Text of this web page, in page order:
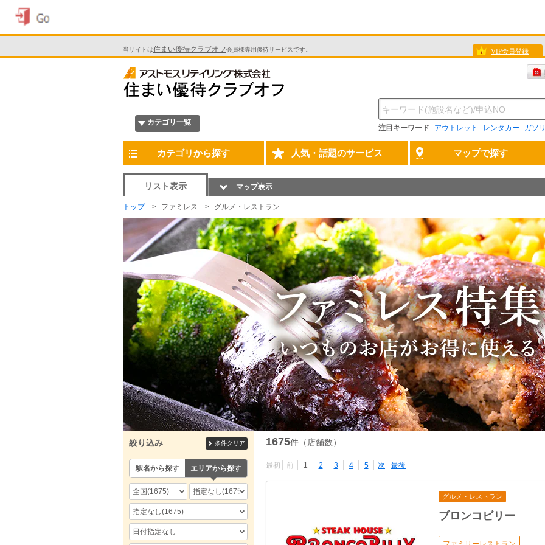
当サイトは住まい優待クラブオフ会員様専用優待サービスです。 VIP会員登録
カテゴリ一覧
注目キーワード アウトレット レンタカー ガソ
カテゴリから探す 人気・話題のサービス マップで探す
リスト表示 マップ表示
トップ ファミレス グルメ・レストラン
1675件（店舗数）
最初 前 1 2 3 4 5 次 最後
グルメ・レストラン
ブロンコビリー
絞り込み 条件クリア
駅名から探す エリアから探す
全国(1675) 指定なし(1675)
指定なし(1675)
日付指定なし